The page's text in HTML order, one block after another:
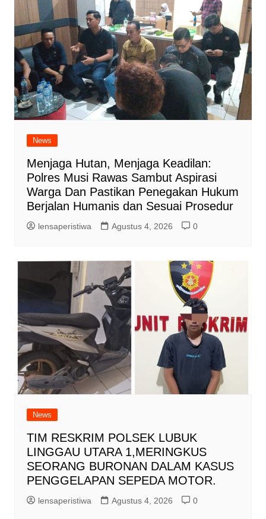
News
Menjaga Hutan, Menjaga Keadilan:
Polres Musi Rawas Sambut Aspirasi
Warga Dan Pastikan Penegakan Hukum
Berjalan Humanis dan Sesuai Prosedur
lensaperistiwa Agustus 4, 2026 0
News
TIM RESKRIM POLSEK LUBUK
LINGGAU UTARA 1,MERINGKUS
SEORANG BURONAN DALAM KASUS
PENGGELAPAN SEPEDA MOTOR.
lensaperistiwa Agustus 4, 2026 0